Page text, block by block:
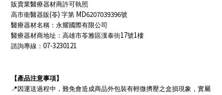
販賣業醫療器材商許可執照
高市衛醫器販(苓) 字第 MD6207039396號
醫療器材名稱：永耀國際有限公司
醫療器材商地址：高雄市苓雅區漢泰街17號1樓
諮詢專線： 07-3230121
【產品注意事項】
📍 因運送過程中，難免會造成商品外包裝有輕微擠壓之盒損現象，實屬